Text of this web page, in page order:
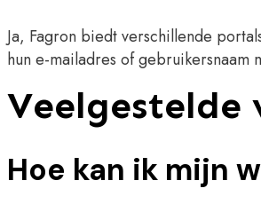
Ja, Fagron biedt verschillende
hun e-mailadres of
Veelgestelde
Hoe kan ik mijn